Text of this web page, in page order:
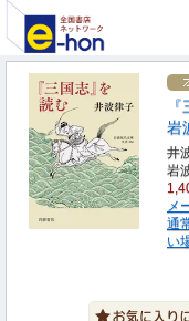
岩
井
岩
メ
通
い